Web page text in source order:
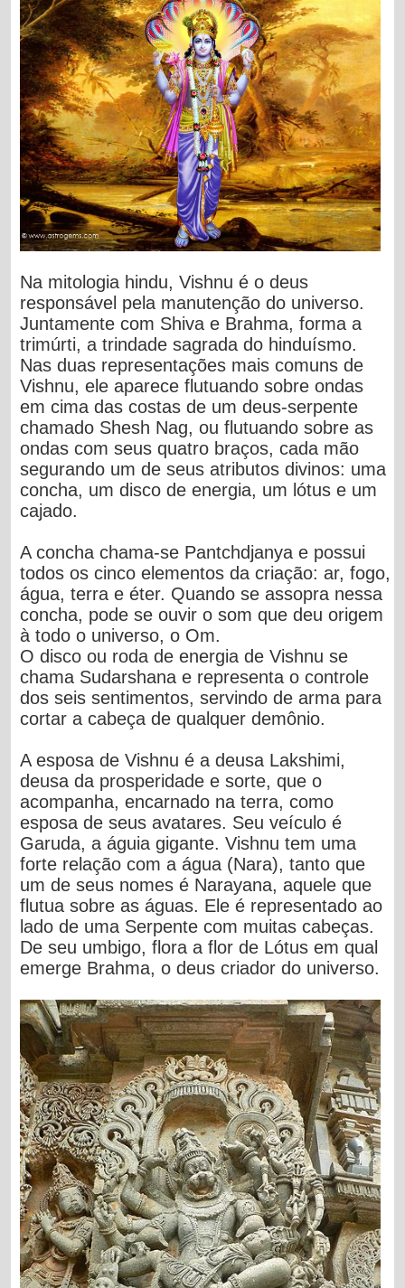
Na mitologia hindu, Vishnu é o deus
responsável pela manutenção do universo.
Juntamente com Shiva e Brahma, forma a
trimúrti, a trindade sagrada do hinduísmo.
Nas duas representações mais comuns de
Vishnu, ele aparece flutuando sobre ondas
em cima das costas de um deus-serpente
chamado Shesh Nag, ou flutuando sobre as
ondas com seus quatro braços, cada mão
segurando um de seus atributos divinos: uma
concha, um disco de energia, um lótus e um
cajado.
A concha chama-se Pantchdjanya e possui
todos os cinco elementos da criação: ar, fogo,
água, terra e éter. Quando se assopra nessa
concha, pode se ouvir o som que deu origem
à todo o universo, o Om.
O disco ou roda de energia de Vishnu se
chama Sudarshana e representa o controle
dos seis sentimentos, servindo de arma para
cortar a cabeça de qualquer demônio.
A esposa de Vishnu é a deusa Lakshimi,
deusa da prosperidade e sorte, que o
acompanha, encarnado na terra, como
esposa de seus avatares. Seu veículo é
Garuda, a águia gigante. Vishnu tem uma
forte relação com a água (Nara), tanto que
um de seus nomes é Narayana, aquele que
flutua sobre as águas. Ele é representado ao
lado de uma Serpente com muitas cabeças.
De seu umbigo, flora a flor de Lótus em qual
emerge Brahma, o deus criador do universo.